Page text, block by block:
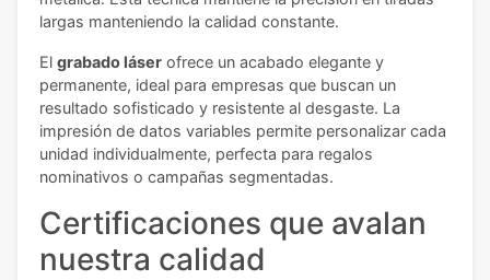
largas manteniendo la calidad constante.
El grabado láser ofrece un acabado elegante y
permanente, ideal para empresas que buscan un
resultado sofisticado y resistente al desgaste. La
impresión de datos variables permite personalizar cada
unidad individualmente, perfecta para regalos
nominativos o campañas segmentadas.
Certificaciones que avalan
nuestra calidad